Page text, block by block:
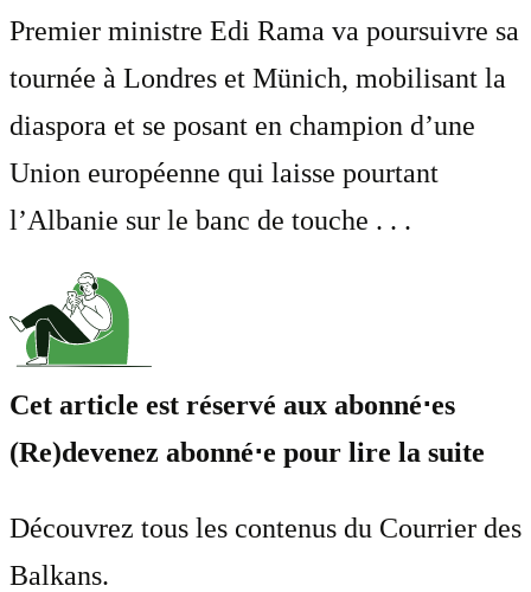
Premier ministre Edi Rama va poursuivre sa
tournée à Londres et Münich, mobilisant la
diaspora et se posant en champion d’une
Union européenne qui laisse pourtant
l’Albanie sur le banc de touche . . .
Cet article est réservé aux abonné⋅es
(Re)devenez abonné⋅e pour lire la suite
Découvrez tous les contenus du Courrier des
Balkans.